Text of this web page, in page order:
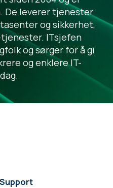
De leverer tjenester
og sikkerhet,
ITsjefen
og sørger for å gi
og enklere IT-
Support